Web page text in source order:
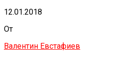
12.01.2018
От
Валентин Евстафиев